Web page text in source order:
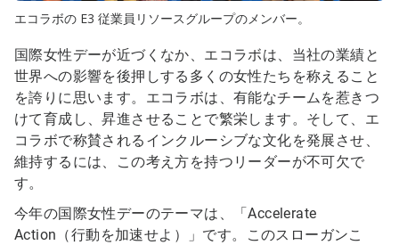
エコラボの E3 従業員リソースグループのメンバー。
国際女性デーが近づくなか、エコラボは、当社の業績と
世界への影響を後押しする多くの女性たちを称えること
を誇りに思います。エコラボは、有能なチームを惹きつ
けて育成し、昇進させることで繁栄します。そして、エ
コラボで称賛されるインクルーシブな文化を発展させ、
維持するには、この考え方を持つリーダーが不可欠で
す。
今年の国際女性デーのテーマは、「Accelerate
Action（行動を加速せよ）」です。このスローガンこ